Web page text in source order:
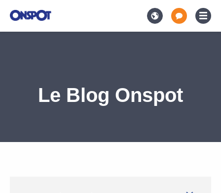
Le Blog Onspot